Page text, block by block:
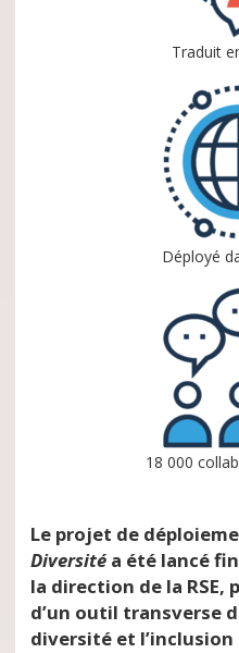
Traduit
Déployé
18 000
Le projet de
Diversité a été lancé
la direction de la RSE,
d’un outil transverse
diversité et